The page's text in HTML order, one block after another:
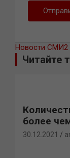
Новости СМИ2
Читайте
более
30.12.2021